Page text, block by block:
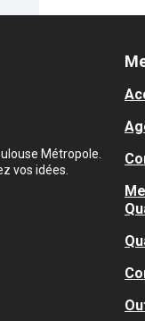
Métropole.
vos idées.